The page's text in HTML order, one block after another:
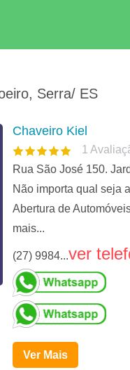
Serra/ ES
Chaveiro Kiel
1
Rua São José 150.
Não importa qual seja
Abertura de
mais...
(27) 9984...ver
Ver Mais